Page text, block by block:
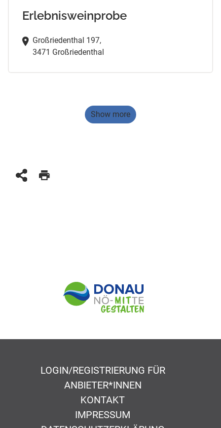
Erlebnisweinprobe
Großriedenthal 197,
3471 Großriedenthal
Show more
LOGIN/REGISTRIERUNG FÜR
ANBIETER*INNEN
KONTAKT
IMPRESSUM